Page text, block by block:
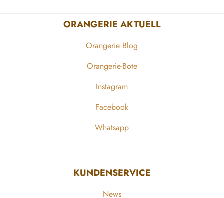
ORANGERIE AKTUELL
Orangerie Blog
Orangerie-Bote
Instagram
Facebook
Whatsapp
KUNDENSERVICE
News